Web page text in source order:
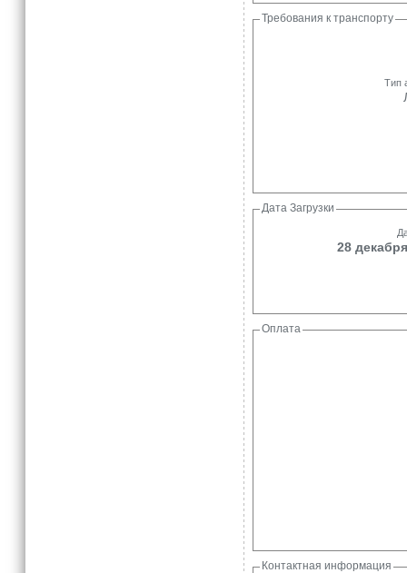
Требования к транспорту
Тип
Дата Загрузки
28
Оплата
Контактная информация